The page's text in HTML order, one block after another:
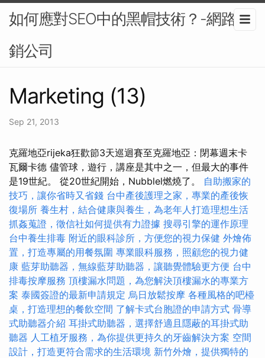
如何應對SEO中的黑帽技術？-網路行
銷公司
Marketing (13)
Sep 21, 2013
克羅地亞rijeka狂歡節3天巡迴賽至克羅地亞：閉幕週末卡
瓦爾卡德 儘管球，遊行，講座是其中之一，但最大的事件
是19世紀。 從20世紀開始，Nubblel燃燒了。 自助搬家的
技巧，讓你省時又省錢 台中產後護理之家，專業的產後恢
復場所 養生村，結合健康與養生，為老年人打造理想生活
抓姦蒐證，徵信社如何提供有力證據 搜尋引擎的運作原理
台中養生排毒 附近的眼科診所，方便您的視力保健 外燴佈
置，打造專屬的用餐氛圍 專業眼科服務，照顧您的視力健
康 藍芽助聽器，無線藍芽助聽器，讓聽覺體驗更方便 台中
排毒按摩服務 頂樓漏水問題，為您解決頂樓漏水的專業方
案 泰國簽證的最新申請規定 烏日放鬆按摩 各種風格的吧檯
桌，打造理想的餐飲空間 了解卡式台胞證的申請方式 骨導
式助聽器介紹 耳掛式助聽器，選擇舒適且隱蔽的耳掛式助
聽器 人工植牙服務，為你提供更持久的牙齒解決方案 空間
設計，打造更符合需求的生活環境 新竹外燴，提供獨特的